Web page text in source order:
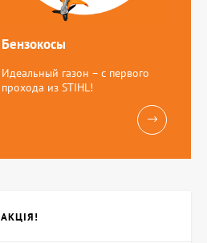
Бензокосы
Идеальный газон – с первого
прохода из STIHL!
АКЦІЯ!